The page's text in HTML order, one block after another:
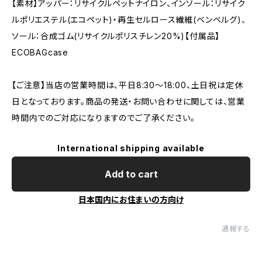
【素材】アッパー：リサイクルペットナイロン、インソール：リサイク
ルポリエステル(エコペット)・再生セルロース繊維(ベンベルグ)、
ソール：合成ゴム(リサイクルポリスチレン20%)【付属品】
ECOBAGcase
【ご注意】当店の営業時間は、平日8:30～18:00、土日祝は定休
日となっております。商品の発送・お問い合わせに関しては、営業
時間内でのご対応になりますのでご了承ください。
International shipping available
Add to cart
日本国内にお住まいの方向け
通報する